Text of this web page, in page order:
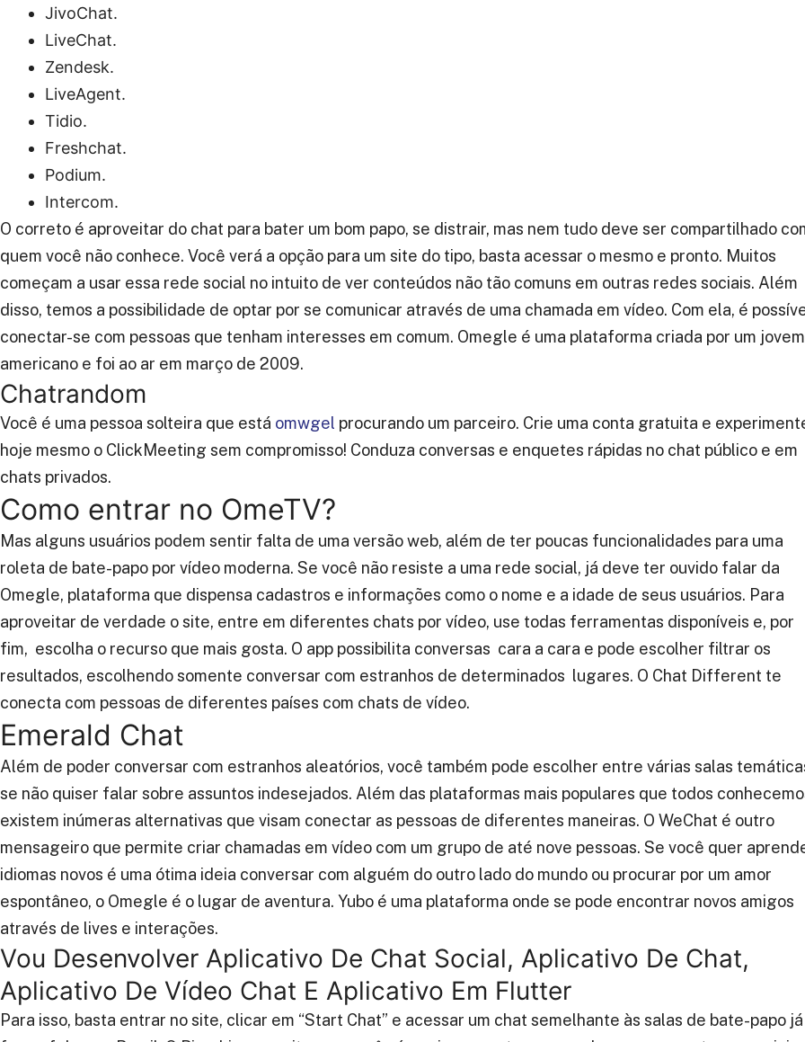
JivoChat.
LiveChat.
Zendesk.
LiveAgent.
Tidio.
Freshchat.
Podium.
Intercom.
O correto é aproveitar do chat para bater um bom papo, se distrair, mas nem tudo deve ser compartilhado
quem você não conhece. Você verá a opção para um site do tipo, basta acessar o mesmo e pronto. Muitos
começam a usar essa rede social no intuito de ver conteúdos não tão comuns em outras redes sociais. Além
disso, temos a possibilidade de optar por se comunicar através de uma chamada em vídeo. Com ela, é
conectar-se com pessoas que tenham interesses em comum. Omegle é uma plataforma criada por um jovem
americano e foi ao ar em março de 2009.
Chatrandom
Você é uma pessoa solteira que está omwgel procurando um parceiro. Crie uma conta gratuita e
hoje mesmo o ClickMeeting sem compromisso! Conduza conversas e enquetes rápidas no chat público e em
chats privados.
Como entrar no OmeTV?
Mas alguns usuários podem sentir falta de uma versão web, além de ter poucas funcionalidades para uma
roleta de bate-papo por vídeo moderna. Se você não resiste a uma rede social, já deve ter ouvido falar da
Omegle, plataforma que dispensa cadastros e informações como o nome e a idade de seus usuários. Para
aproveitar de verdade o site, entre em diferentes chats por vídeo, use todas ferramentas disponíveis e, por
fim, escolha o recurso que mais gosta. O app possibilita conversas cara a cara e pode escolher filtrar os
resultados, escolhendo somente conversar com estranhos de determinados lugares. O Chat Different te
conecta com pessoas de diferentes países com chats de vídeo.
Emerald Chat
Além de poder conversar com estranhos aleatórios, você também pode escolher entre várias salas
se não quiser falar sobre assuntos indesejados. Além das plataformas mais populares que todos
existem inúmeras alternativas que visam conectar as pessoas de diferentes maneiras. O WeChat é outro
mensageiro que permite criar chamadas em vídeo com um grupo de até nove pessoas. Se você quer
idiomas novos é uma ótima ideia conversar com alguém do outro lado do mundo ou procurar por um amor
espontâneo, o Omegle é o lugar de aventura. Yubo é uma plataforma onde se pode encontrar novos amigos
através de lives e interações.
Vou Desenvolver Aplicativo De Chat Social, Aplicativo De Chat,
Aplicativo De Vídeo Chat E Aplicativo Em Flutter
Para isso, basta entrar no site, clicar em “Start Chat” e acessar um chat semelhante às salas de bate-papo já